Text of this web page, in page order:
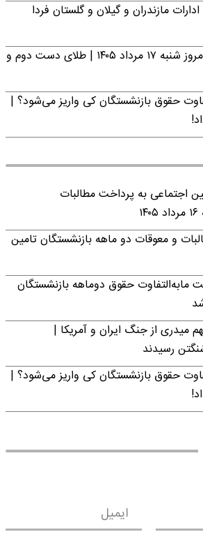
مازندران و گیلان و گلستان فردا
خبر فوری از قیمت طلا امروز شنبه ۱۷ مرداد ۱۴۰۵ | طلای دست دوم و
حقوق بازنشستگان کی واریز می‌شود؟ |
اجتماعی به پرداخت مطالبات
و معوقات دو ماهه بازنشستگان تامین
مابه‌التفاوت حقوق دوماهه بازنشستگان
میدری از جنگ ایران و آمریکا |
رسیدند
حقوق بازنشستگان کی واریز می‌شود؟ |
ایمیل